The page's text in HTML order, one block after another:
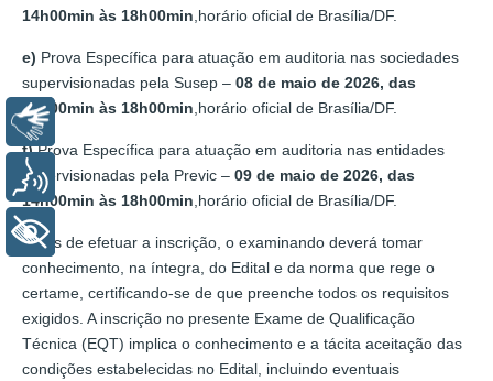
14h00min às 18h00min ,horário oficial de Brasília/DF.
e) Prova Específica para atuação em auditoria nas sociedades
supervisionadas pela Susep – 08 de maio de 2026, das
14h00min às 18h00min ,horário oficial de Brasília/DF.
f)Prova Específica para atuação em auditoria nas entidades
supervisionadas pela Previc – 09 de maio de 2026, das
14h00min às 18h00min ,horário oficial de Brasília/DF.
Antes de efetuar a inscrição, o examinando deverá tomar
conhecimento, na íntegra, do Edital e da norma que rege o
certame, certificando-se de que preenche todos os requisitos
exigidos. A inscrição no presente Exame de Qualificação
Técnica (EQT) implica o conhecimento e a tácita aceitação das
condições estabelecidas no Edital, incluindo eventuais
Voz